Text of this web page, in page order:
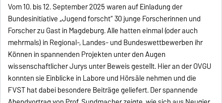
Vom 10. bis 12. September 2025 waren auf Einladung der
Bundesinitiative „Jugend forscht“ 30 junge Forscherinnen und
Forscher zu Gast in Magdeburg. Alle hatten einmal (oder auch
mehrmals) in Regional-, Landes- und Bundeswettbewerben ihr
Können in spannenden Projekten unter den Augen
wissenschaftlicher Jurys unter Beweis gestellt. Hier an der OVGU
konnten sie Einblicke in Labore und Hörsäle nehmen und die
FVST hat dabei besondere Beiträge geliefert. Der spannende